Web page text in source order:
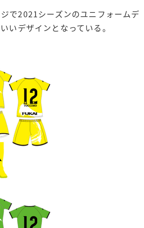
で2021シーズンのユニフォームデ
いデザインとなっている。